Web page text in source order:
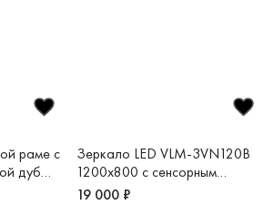
раме с
дуб
Зеркало LED VLM-3VN120B
1200х800 c сенсорным
выключателем и диммером
19 000 ₽